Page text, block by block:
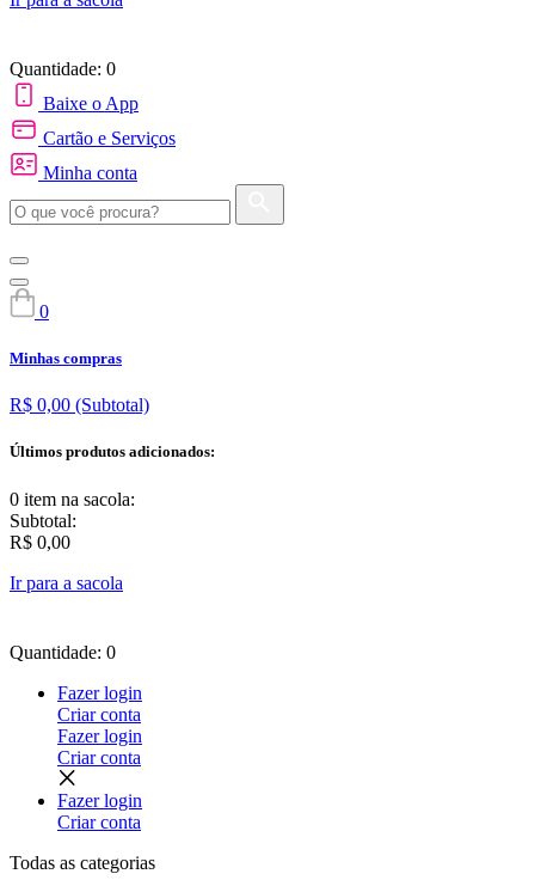
Quantidade: 0
Baixe o App
Cartão e Serviços
Minha conta
0
Minhas compras
R$ 0,00 (Subtotal)
Últimos produtos adicionados:
0 item na sacola:
Subtotal:
R$ 0,00
Ir para a sacola
Quantidade: 0
Fazer login
Criar conta
Fazer login
Criar conta
Fazer login
Criar conta
Todas as categorias